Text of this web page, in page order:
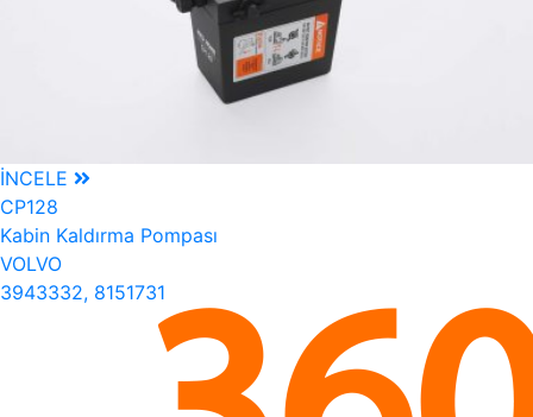
İNCELE
CP128
Kabin Kaldırma Pompası
VOLVO
3943332, 8151731